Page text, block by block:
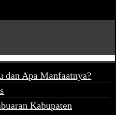
dan Apa Manfaatnya?
Kabupaten